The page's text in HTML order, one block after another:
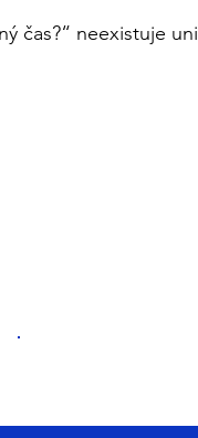
čas?“ neexistuje